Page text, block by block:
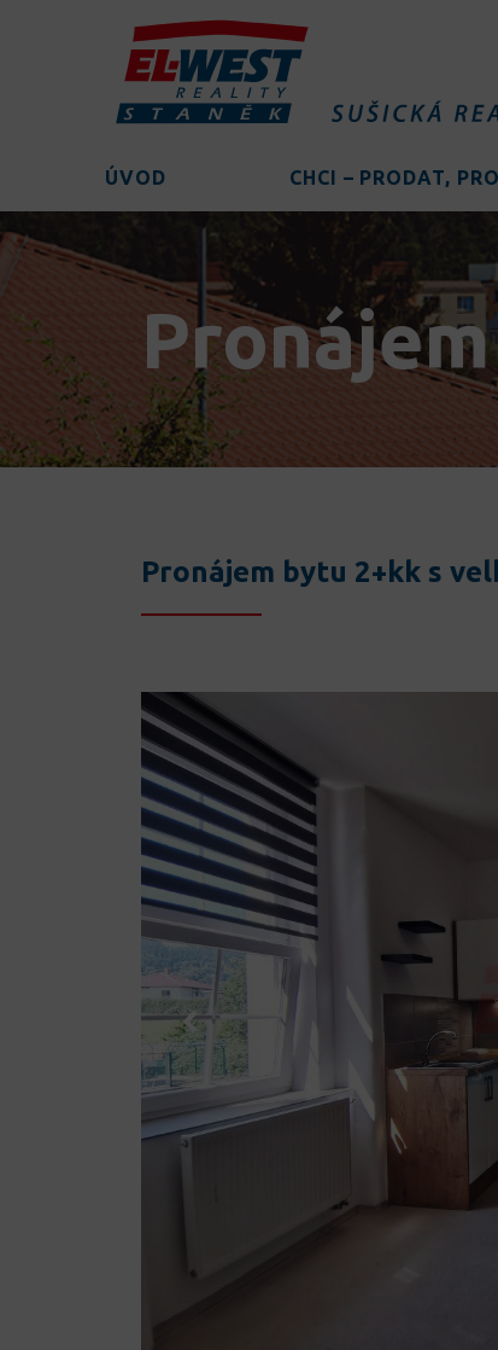
ÚVOD CHCI – PRODAT,
Pronájem
Pronájem bytu 2+kk s